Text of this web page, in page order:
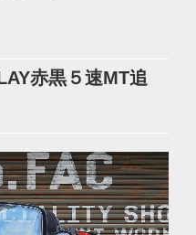
赤黒５速MT追